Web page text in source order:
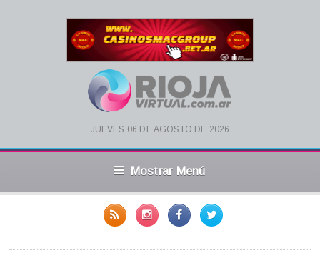
jueves 06 de agosto de 2026
Mostrar Menú